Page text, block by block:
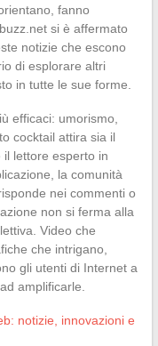
fanno
si è affermato
notizie che escono
di esplorare altri
in tutte le sue forme.
efficaci: umorismo,
cocktail attira sia il
lettore esperto in
la comunità
nei commenti o
non si ferma alla
Video che
che intrigano,
gli utenti di Internet a
amplificarle.
notizie, innovazioni e